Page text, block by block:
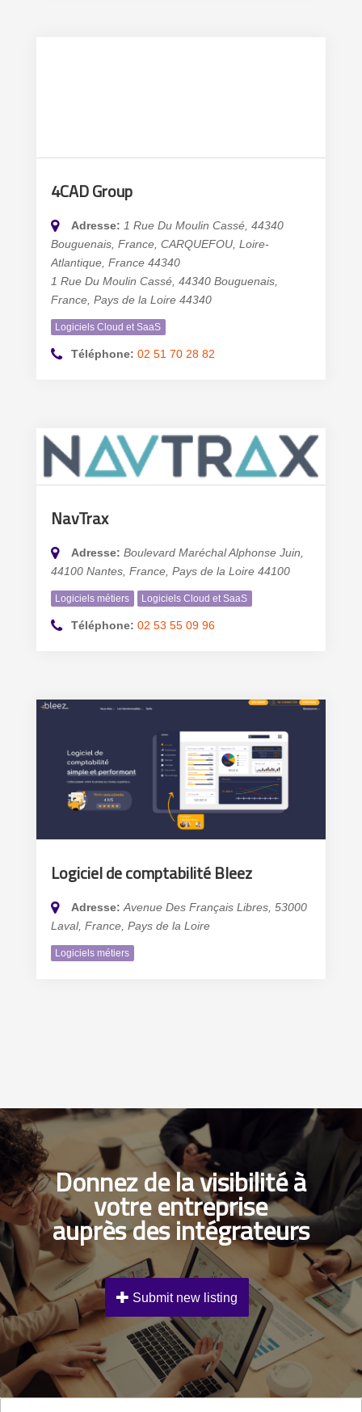
4CAD Group
Adresse: 1 Rue Du Moulin Cassé, 44340
Bouguenais, France, CARQUEFOU, Loire-
Atlantique, France 44340
1 Rue Du Moulin Cassé, 44340 Bouguenais,
France, Pays de la Loire 44340
Logiciels Cloud et SaaS
Téléphone: 02 51 70 28 82
NavTrax
Adresse: Boulevard Maréchal Alphonse Juin,
44100 Nantes, France, Pays de la Loire 44100
Logiciels métiers Logiciels Cloud et SaaS
Téléphone: 02 53 55 09 96
Logiciel de comptabilité Bleez
Adresse: Avenue Des Français Libres, 53000
Laval, France, Pays de la Loire
Logiciels métiers
Donnez de la visibilité à
votre entreprise
auprès des intégrateurs
Submit new listing